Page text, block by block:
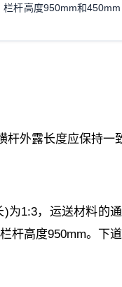
杆高度950mm和
外露长度应保持一
为1:3，运送材料的
杆高度950mm。下